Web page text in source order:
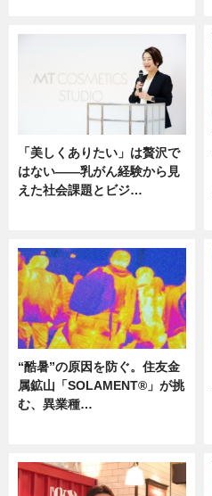
「美しくありたい」は贅沢で
はない――乳がん経験から見
えた社会課題とビジ…
“酷暑”の原因を防ぐ。住友金
属鉱山「SOLAMENT®」が挑
む、異業種…